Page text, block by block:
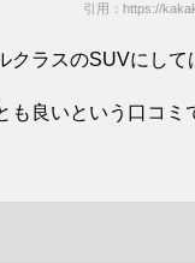
引用：https://
ラスのSUVにして
良いという口コミ